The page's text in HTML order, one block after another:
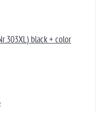
black + color